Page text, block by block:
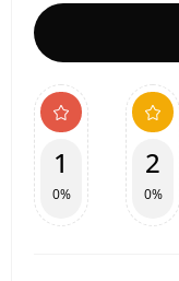
1
0%
2
0%